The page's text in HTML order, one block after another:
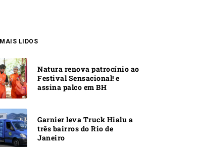
MAIS LIDOS
Natura renova patrocínio ao
Festival Sensacional! e
assina palco em BH
Garnier leva Truck Hialu a
três bairros do Rio de
Janeiro